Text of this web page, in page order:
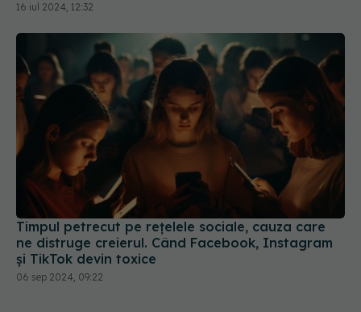
16 iul 2024, 12:32
Timpul petrecut pe rețelele sociale, cauza care
ne distruge creierul. Când Facebook, Instagram
și TikTok devin toxice
06 sep 2024, 09:22